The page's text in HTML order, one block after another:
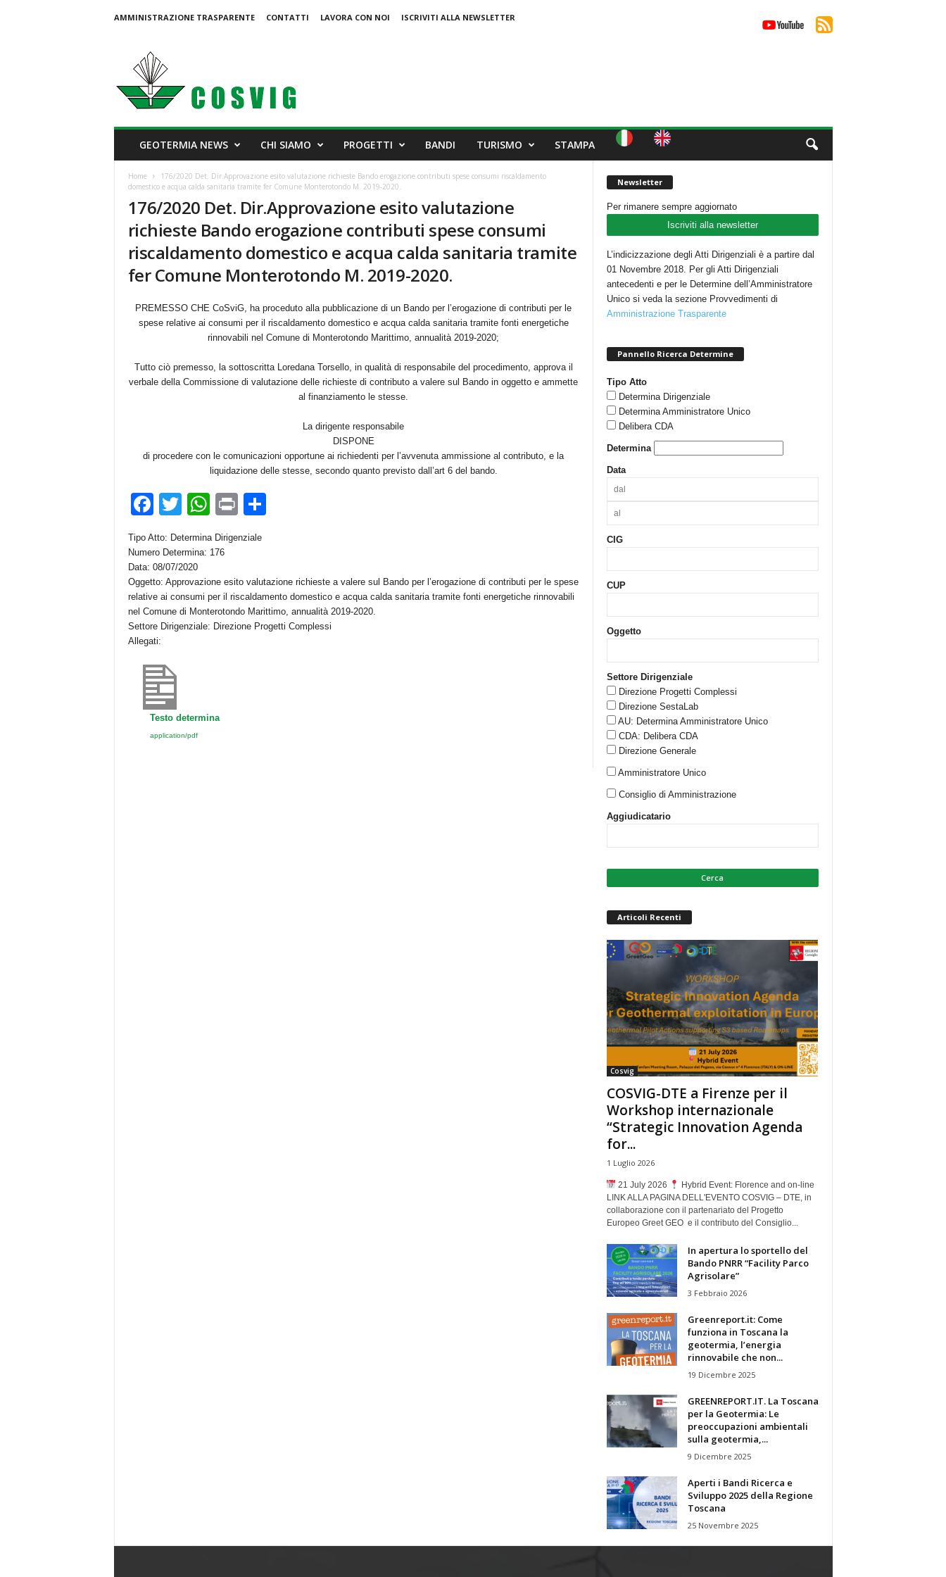
AMMINISTRAZIONE TRASPARENTE CONTATTI LAVORA CON NOI ISCRIVITI ALLA NEWSLETTER
GEOTERMIA NEWS CHI SIAMO PROGETTI BANDI TURISMO STAMPA
Home
176/2020 Det. Dir.Approvazione esito valutazione richieste Bando erogazione contributi spese consumi riscaldamento
domestico e acqua calda sanitaria tramite fer Comune Monterotondo M. 2019-2020.
176/2020 Det. Dir.Approvazione esito valutazione
richieste Bando erogazione contributi spese consumi
riscaldamento domestico e acqua calda sanitaria tramite
fer Comune Monterotondo M. 2019-2020.
PREMESSO CHE CoSviG, ha proceduto alla pubblicazione di un Bando per l’erogazione di contributi per le
spese relative ai consumi per il riscaldamento domestico e acqua calda sanitaria tramite fonti energetiche
rinnovabili nel Comune di Monterotondo Marittimo, annualità 2019-2020;
Tutto ciò premesso, la sottoscritta Loredana Torsello, in qualità di responsabile del procedimento, approva il
verbale della Commissione di valutazione delle richieste di contributo a valere sul Bando in oggetto e ammette
al finanziamento le stesse.
La dirigente responsabile
DISPONE
di procedere con le comunicazioni opportune ai richiedenti per l’avvenuta ammissione al contributo, e la
liquidazione delle stesse, secondo quanto previsto dall’art 6 del bando.
F
c
e
b
o
o
k
T
tt
er
W
at
A
p
Pr
t
di
vi
di
Tipo Atto: Determina Dirigenziale
Numero Determina: 176
Data: 08/07/2020
Oggetto: Approvazione esito valutazione richieste a valere sul Bando per l’erogazione di contributi per le spese
relative ai consumi per il riscaldamento domestico e acqua calda sanitaria tramite fonti energetiche rinnovabili
nel Comune di Monterotondo Marittimo, annualità 2019-2020.
Settore Dirigenziale: Direzione Progetti Complessi
Allegati:
Testo determina
application/pdf
Newsletter
Per rimanere sempre aggiornato
Iscriviti alla newsletter
L’indicizzazione degli Atti Dirigenziali è a partire dal
01 Novembre 2018. Per gli Atti Dirigenziali
antecedenti e per le Determine dell’Amministratore
Unico si veda la sezione Provvedimenti di
Amministrazione Trasparente
Pannello Ricerca Determine
Tipo Atto
Determina Dirigenziale
Determina Amministratore Unico
Delibera CDA
Determina
Data
CIG
CUP
Oggetto
Settore Dirigenziale
Direzione Progetti Complessi
Direzione SestaLab
AU: Determina Amministratore Unico
CDA: Delibera CDA
Direzione Generale
Amministratore Unico
Consiglio di Amministrazione
Aggiudicatario
Articoli Recenti
Cosvig
COSVIG-DTE a Firenze per il
Workshop internazionale
“Strategic Innovation Agenda
for...
1 Luglio 2026
21 July 2026
Hybrid Event: Florence and on-line
LINK ALLA PAGINA DELL'EVENTO COSVIG – DTE, in
collaborazione con il partenariato del Progetto
Europeo Greet GEO e il contributo del Consiglio...
In apertura lo sportello del
Bando PNRR “Facility Parco
Agrisolare”
3 Febbraio 2026
Greenreport.it: Come
funziona in Toscana la
geotermia, l’energia
rinnovabile che non...
19 Dicembre 2025
GREENREPORT.IT. La Toscana
per la Geotermia: Le
preoccupazioni ambientali
sulla geotermia,...
9 Dicembre 2025
Aperti i Bandi Ricerca e
Sviluppo 2025 della Regione
Toscana
25 Novembre 2025